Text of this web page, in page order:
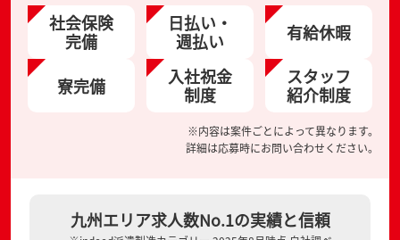
社会保険
完備
日払い・
週払い 有給休暇
寮完備 入社祝金
制度
スタッフ
紹介制度
※内容は案件ごとによって異なります。
詳細は応募時にお問い合わせください。
九州エリア求人数No.1の実績と信頼